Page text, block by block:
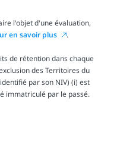
l'objet d'une évaluation,
en savoir plus .
de rétention dans chaque
des Territoires du
par son NIV) (i) est
immatriculé par le passé.